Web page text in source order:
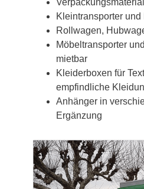
Kleintransporter und
Rollwagen,
Möbeltransporter
mietbar
Kleiderboxen für
empfindliche
Anhänger in
Ergänzung